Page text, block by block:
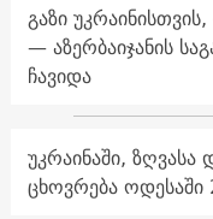
გაზი
— აზერბაიჯანის
ჩავიდა
უკრაინაში,
ცხოვრება